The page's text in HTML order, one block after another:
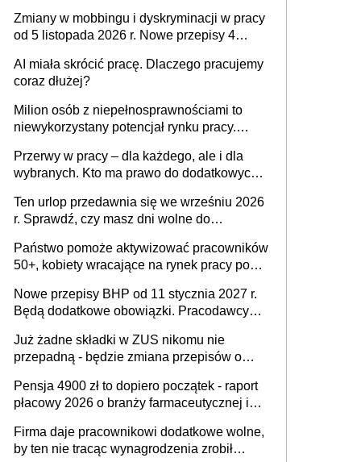
Zmiany w mobbingu i dyskryminacji w pracy
od 5 listopada 2026 r. Nowe przepisy 4
Ustaw
AI miała skrócić pracę. Dlaczego pracujemy
coraz dłużej?
Milion osób z niepełnosprawnościami to
niewykorzystany potencjał rynku pracy.
dofinansowań czy refundacji, ale bariery po
stronie systemu i świadomości
pracodawców [WYWIAD]
Przerwy w pracy – dla każdego, ale i dla
wybranych. Kto ma prawo do dodatkowych
Ten urlop przedawnia się we wrześniu 2026
r. Sprawdź, czy masz dni wolne do
Państwo pomoże aktywizować pracowników
50+, kobiety wracające na rynek pracy po
osoby neuroatypowe. Powstanie Fundusz
na rzecz Inkluzywności w Zatrudnianiu?
Nowe przepisy BHP od 11 stycznia 2027 r.
Będą dodatkowe obowiązki. Pracodawcy
Już żadne składki w ZUS nikomu nie
przepadną - będzie zmiana przepisów o
ubezpieczeniom społecznym
Pensja 4900 zł to dopiero początek - raport
płacowy 2026 o branży farmaceutycznej i
Firma daje pracownikowi dodatkowe wolne,
by ten nie tracąc wynagrodzenia zrobił